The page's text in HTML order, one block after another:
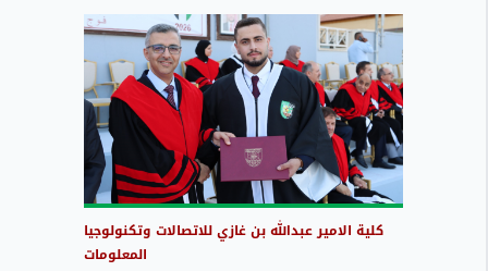
كلية الامير عبدالله بن غازي للاتصالات وتكنولوجيا
المعلومات